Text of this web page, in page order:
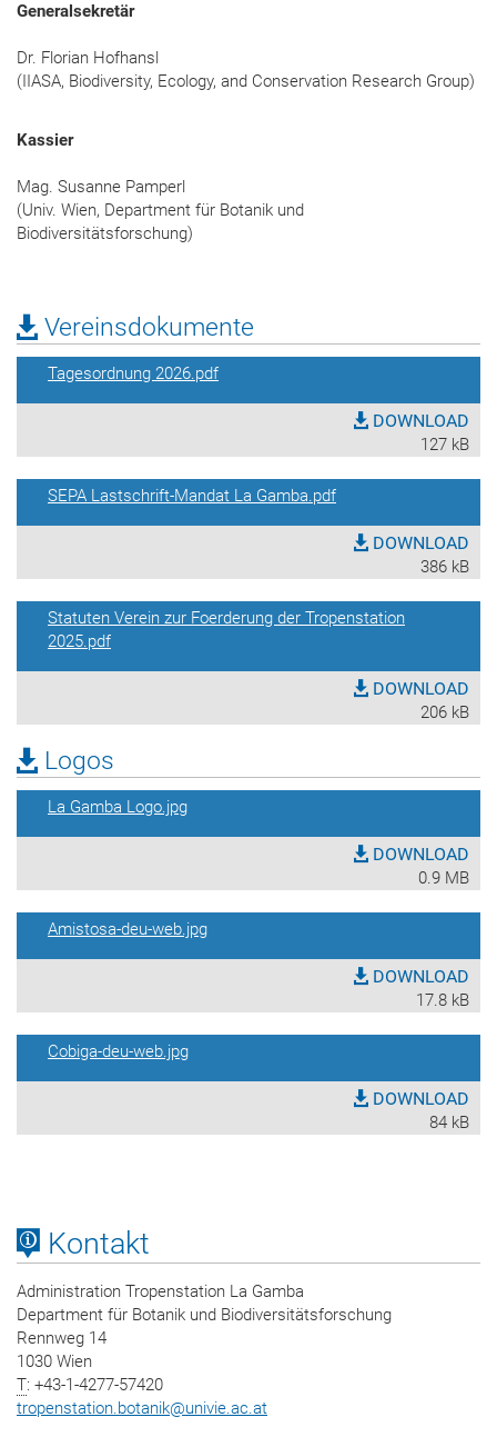
Generalsekretär
Dr. Florian Hofhansl
(IIASA, Biodiversity, Ecology, and Conservation Research Group)
Kassier
Mag. Susanne Pamperl
(Univ. Wien, Department für Botanik und
Biodiversitätsforschung)
Vereinsdokumente
Tagesordnung 2026.pdf
DOWNLOAD
127 kB
SEPA Lastschrift-Mandat La Gamba.pdf
DOWNLOAD
386 kB
Statuten Verein zur Foerderung der Tropenstation
2025.pdf
DOWNLOAD
206 kB
Logos
La Gamba Logo.jpg
DOWNLOAD
0.9 MB
Amistosa-deu-web.jpg
DOWNLOAD
17.8 kB
Cobiga-deu-web.jpg
DOWNLOAD
84 kB
Kontakt
Administration Tropenstation La Gamba
Department für Botanik und Biodiversitätsforschung
Rennweg 14
1030 Wien
T: +43-1-4277-57420
tropenstation.botanik@univie.ac.at